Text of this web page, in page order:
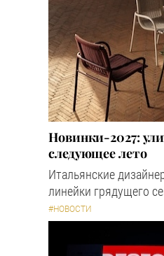
Новинки-2027:
следующее лето
Итальянские
линейки грядущего
#НОВОСТИ